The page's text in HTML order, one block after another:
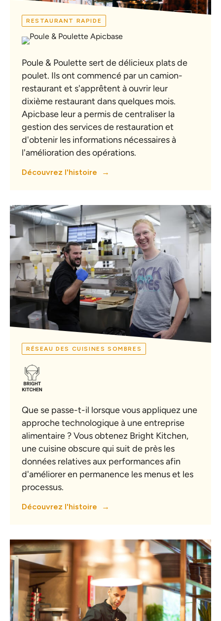
RESTAURANT RAPIDE
Poule & Poulette sert de délicieux plats de
poulet. Ils ont commencé par un camion-
restaurant et s'apprêtent à ouvrir leur
dixième restaurant dans quelques mois.
Apicbase leur a permis de centraliser la
gestion des services de restauration et
d'obtenir les informations nécessaires à
l'amélioration des opérations.
Découvrez l'histoire
RÉSEAU DES CUISINES SOMBRES
Que se passe-t-il lorsque vous appliquez une
approche technologique à une entreprise
alimentaire ? Vous obtenez Bright Kitchen,
une cuisine obscure qui suit de près les
données relatives aux performances afin
d'améliorer en permanence les menus et les
processus.
Découvrez l'histoire